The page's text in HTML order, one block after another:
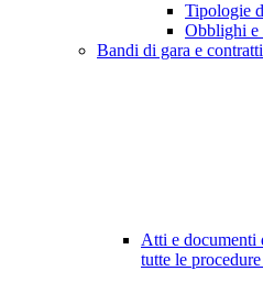
Tipologie
Obblighi e
Bandi di gara e contratti
Atti e documenti
tutte le procedure